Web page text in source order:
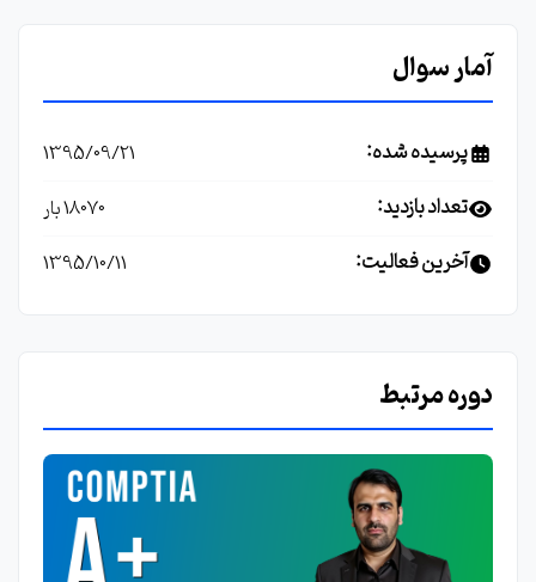
آمار سوال
پرسیده شده: 1395/09/21
تعداد بازدید: 18070 بار
آخرین فعالیت: 1395/10/11
دوره مرتبط